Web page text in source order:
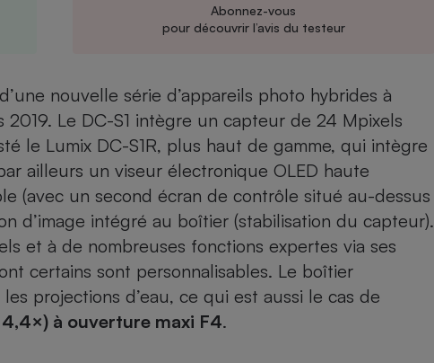
Abonnez-vous
pour découvrir l’avis du testeur
nouvelle série d’appareils photo hybrides à
Le DC-S1 intègre un capteur de 24 Mpixels
le Lumix DC-S1R, plus haut de gamme, qui intègre
ailleurs un viseur électronique OLED haute
(avec un second écran de contrôle situé au-dessus
d’image intégré au boîtier (stabilisation du capteur).
et à de nombreuses fonctions expertes via ses
certains sont personnalisables. Le boîtier
projections d’eau, ce qui est aussi le cas de
à ouverture maxi F4.
expressos Réfrigérateur